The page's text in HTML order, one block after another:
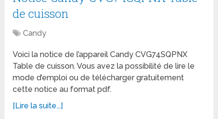
de cuisson
Candy
Voici la notice de l’appareil Candy CVG74SQPNX
Table de cuisson. Vous avez la possibilité de lire le
mode d’emploi ou de télécharger gratuitement
cette notice au format pdf.
[Lire la suite...]